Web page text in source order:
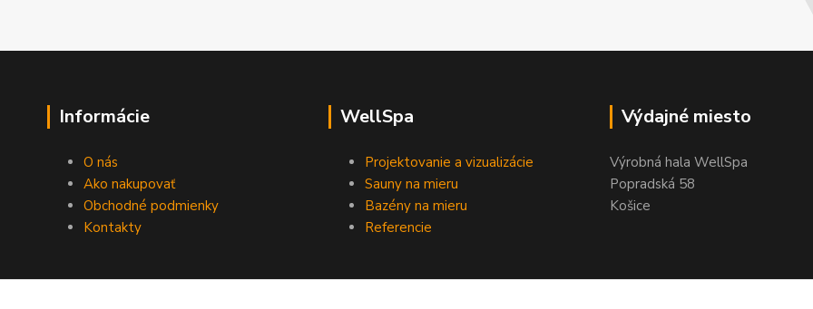
Informácie
O nás
Ako nakupovať
Obchodné podmienky
Kontakty
WellSpa
Projektovanie a vizualizácie
Sauny na mieru
Bazény na mieru
Referencie
Výdajné miesto
Výrobná hala WellSpa
Popradská 58
Košice